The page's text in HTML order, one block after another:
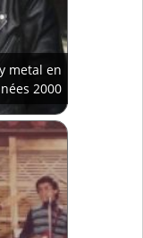
metal en
2000